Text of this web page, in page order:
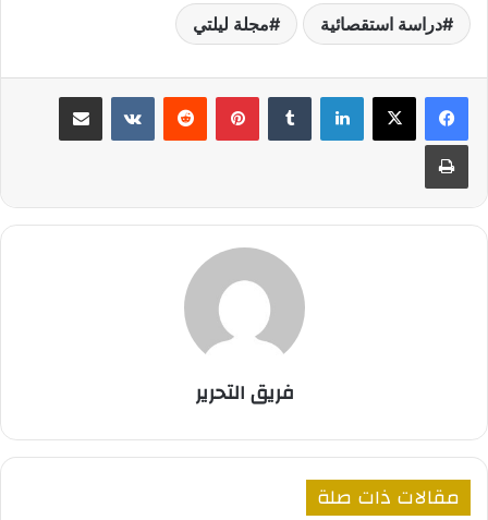
دراسة استقصائية مجلة ليلتي
لينكدإن بينتيريست مشاركة عبر البريد
طباعة
فريق التحرير
مقالات ذات صلة